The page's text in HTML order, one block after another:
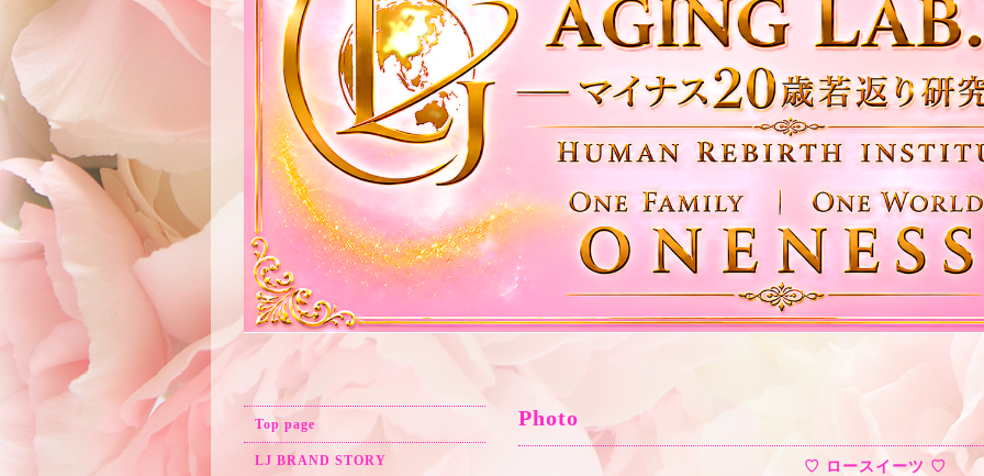
Photo
♡ ロースイーツ ♡
Top page
LJ BRAND STORY